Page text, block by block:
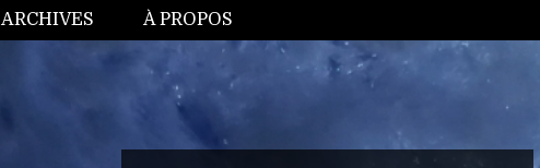
ARCHIVES À PROPOS